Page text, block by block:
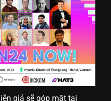
giả sẽ góp mặt tại